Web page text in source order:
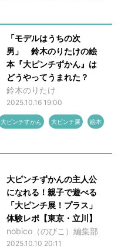
「モデルはうちの次
男」 鈴木のりたけの絵
本『大ピンチずかん』は
どうやってうまれた？
鈴木のりたけ
2025.10.16 19:00
大ピンチすかん 大ピンチ展 絵本
大ピンチずかんの主人公
になれる！親子で遊べる
「大ピンチ展！プラス」
体験レポ【東京・立川】
nobico（のびこ）編集部
2025.10.10 20:11